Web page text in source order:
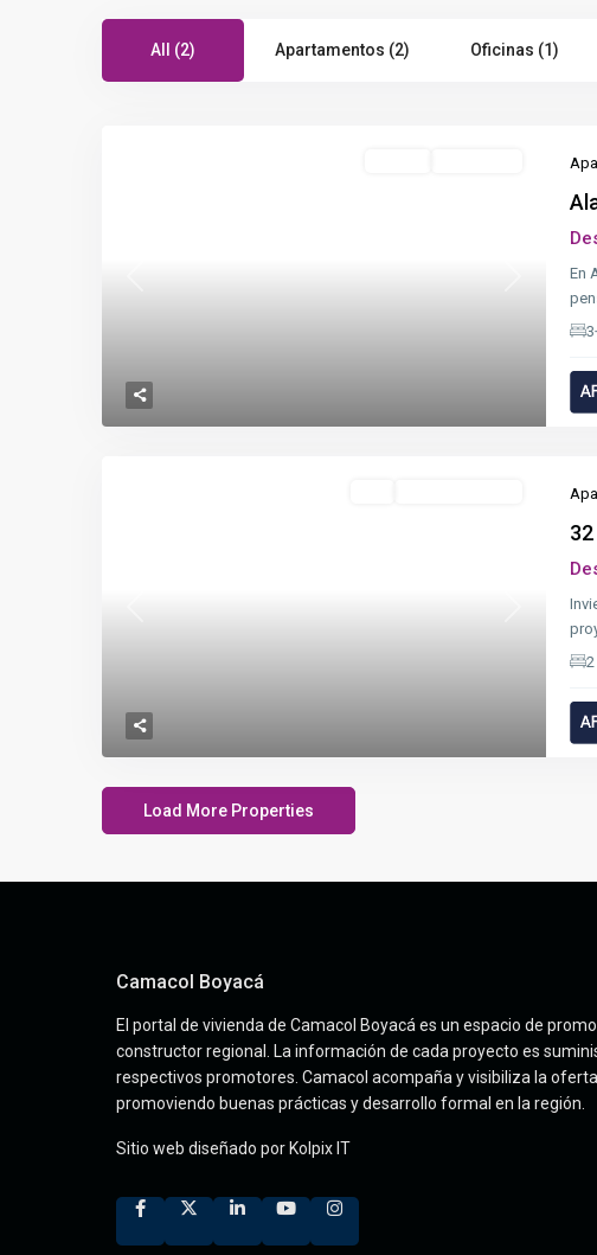
All (2) Apartamentos (2) Oficinas (1)
En
2
Camacol Boyacá
El portal de vivienda de Camacol Boyacá es un espacio de
constructor regional. La información de cada proyecto es
respectivos promotores. Camacol acompaña y visibiliza la
promoviendo buenas prácticas y desarrollo formal en la región.
Sitio web diseñado por Kolpix IT